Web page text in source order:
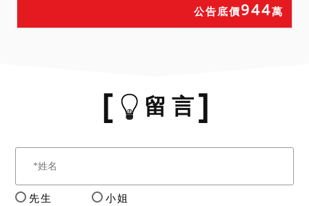
公告底價944萬
留 言
先生 小姐